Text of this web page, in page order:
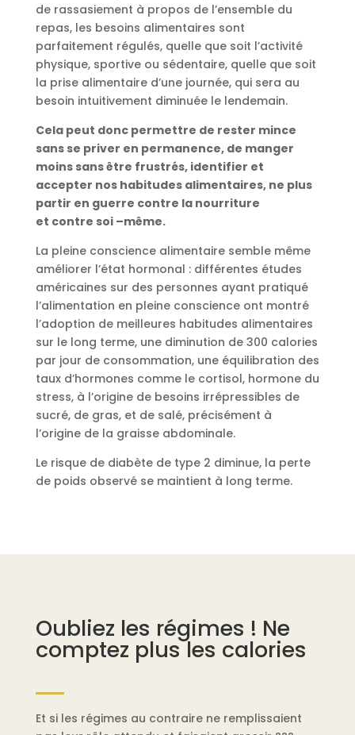
de rassasiement à propos de l’ensemble du
repas, les besoins alimentaires sont
parfaitement régulés, quelle que soit l’activité
physique, sportive ou sédentaire, quelle que soit
la prise alimentaire d’une journée, qui sera au
besoin intuitivement diminuée le lendemain.
Cela peut donc permettre de rester mince
sans se priver en permanence, de manger
moins sans être frustrés, identifier et
accepter nos habitudes alimentaires, ne plus
partir en guerre contre la nourriture
et contre soi –même.
La pleine conscience alimentaire semble même
améliorer l’état hormonal : différentes études
américaines sur des personnes ayant pratiqué
l’alimentation en pleine conscience ont montré
l’adoption de meilleures habitudes alimentaires
sur le long terme, une diminution de 300 calories
par jour de consommation, une équilibration des
taux d’hormones comme le cortisol, hormone du
stress, à l’origine de besoins irrépressibles de
sucré, de gras, et de salé, précisément à
l’origine de la graisse abdominale.
Le risque de diabète de type 2 diminue, la perte
de poids observé se maintient à long terme.
Oubliez les régimes ! Ne
comptez plus les calories
Et si les régimes au contraire ne remplissaient